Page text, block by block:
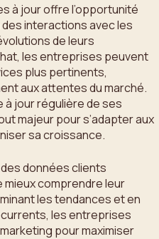
à jour offre l’opportunité
interactions avec les
de leurs
les entreprises peuvent
plus pertinents,
aux attentes du marché.
à jour régulière de ses
majeur pour s’adapter aux
sa croissance.
données clients
comprendre leur
les tendances et en
les entreprises
pour maximiser